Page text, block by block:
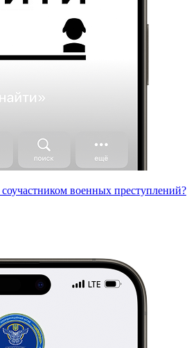
военных преступлений?